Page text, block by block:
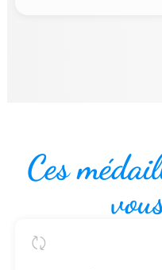
Ces